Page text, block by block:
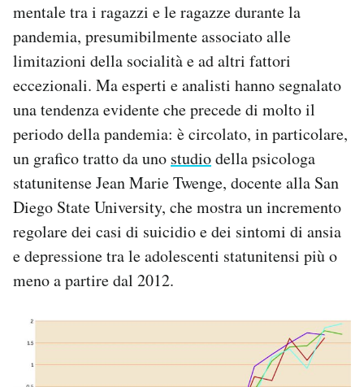
mentale tra i ragazzi e le ragazze durante la
pandemia, presumibilmente associato alle
limitazioni della socialità e ad altri fattori
eccezionali. Ma esperti e analisti hanno segnalato
una tendenza evidente che precede di molto il
periodo della pandemia: è circolato, in particolare,
un grafico tratto da uno studiodella psicologa
statunitense Jean Marie Twenge, docente alla San
Diego State University, che mostra un incremento
regolare dei casi di suicidio e dei sintomi di ansia
e depressione tra le adolescenti statunitensi più o
meno a partire dal 2012.